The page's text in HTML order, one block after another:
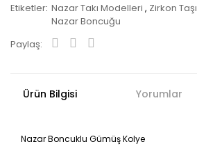
Etiketler Nazar Takı Modelleri , Zirkon Taşı
Nazar Boncuğu
Paylaş:
Ürün Bilgisi Yorumlar
Nazar Boncuklu Gümüş Kolye